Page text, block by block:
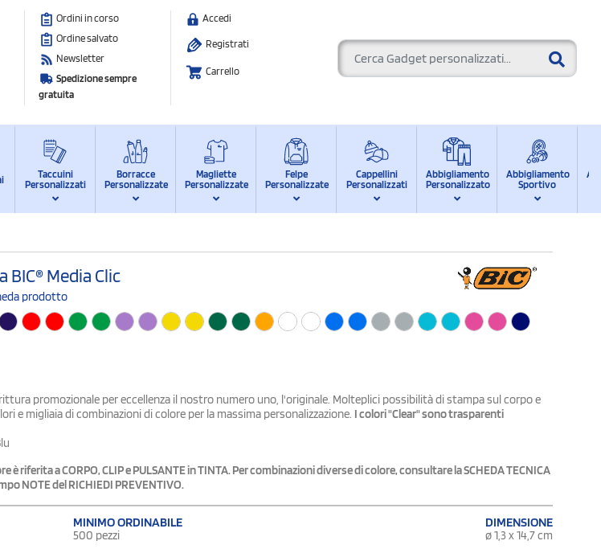
Ordini in corso
Ordine salvato
Newsletter
Spedizione sempre
gratuita
Accedi
Registrati
Carrello
Taccuini
Personalizzati
Borracce
Personalizzate
Magliette
Personalizzate
Felpe
Personalizzate
Cappellini
Personalizzati
Abbigliamento
Personalizzato
Abbigliamento
Sportivo
BIC® Media Clic
prodotto
promozionale per eccellenza il nostro numero uno, l'originale. Molteplici possibilità di stampa sul corpo e
e migliaia di combinazioni di colore per la massima personalizzazione. I colori "Clear" sono trasparenti
è riferita a CORPO, CLIP e PULSANTE in TINTA. Per combinazioni diverse di colore, consultare la SCHEDA TECNICA
NOTE del RICHIEDI PREVENTIVO.
MINIMO ORDINABILE
500 pezzi
DIMENSIONE
ø 1,3 x 14,7 cm